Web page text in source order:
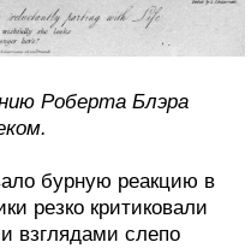
Роберта Блэра
бурную реакцию в
резко критиковали
взглядами слепо